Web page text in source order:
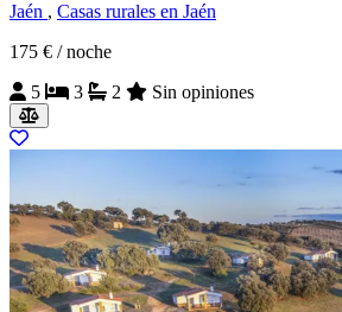
Jaén , Casas rurales en Jaén
175 € / noche
5
3 2 Sin opiniones